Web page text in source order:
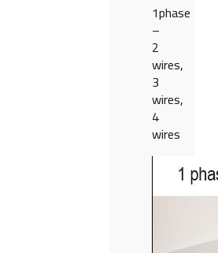
1phase
–
2
wires,
3
wires,
4
wires